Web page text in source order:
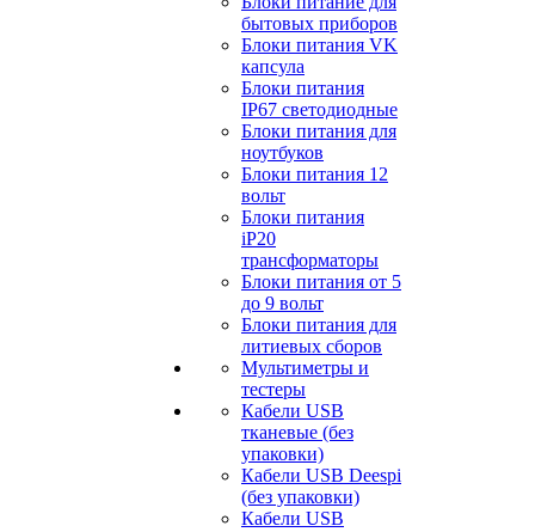
бытовых приборов
Блоки питания VK
капсула
Блоки питания
IP67 светодиодные
Блоки питания для
ноутбуков
Блоки питания 12
вольт
Блоки питания
iP20
трансформаторы
Блоки питания от 5
до 9 вольт
Блоки питания для
литиевых сборов
Мультиметры и
тестеры
Кабели USB
тканевые (без
упаковки)
Кабели USB Deespi
(без упаковки)
Кабели USB